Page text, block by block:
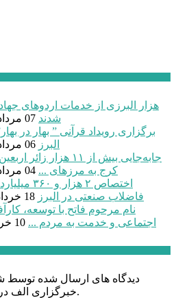
شدند 07 مرداد 1405 - 29 ژوئیه 2026
برگزاری رویداد قرآنی ” بهار در
البرز 06 مرداد 1405 - 28 ژوئیه 2026
جابه‌جایی بیش از ۱۱
کرج به مرزهای ... 04 مرداد 1405 - 26 ژوئیه 2026
اختصاص ۲
فاضلاب صنعتی در البرز 18 خرداد 1405 - 08 ژوئن 2026
نام مرحوم فاتح با توسعه،
اجتماعی و خدمت به مردم ... 10 خرداد 1405 - 31 مه 2026
دیدگاه های ارسال شده توسط
خبرگزاری الف در وب منتشر خواهد شد.